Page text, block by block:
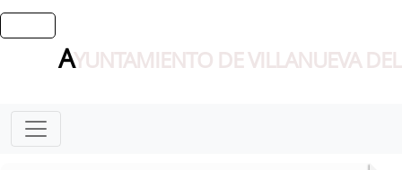
AYUNTAMIENTO DE VILLANUEVA